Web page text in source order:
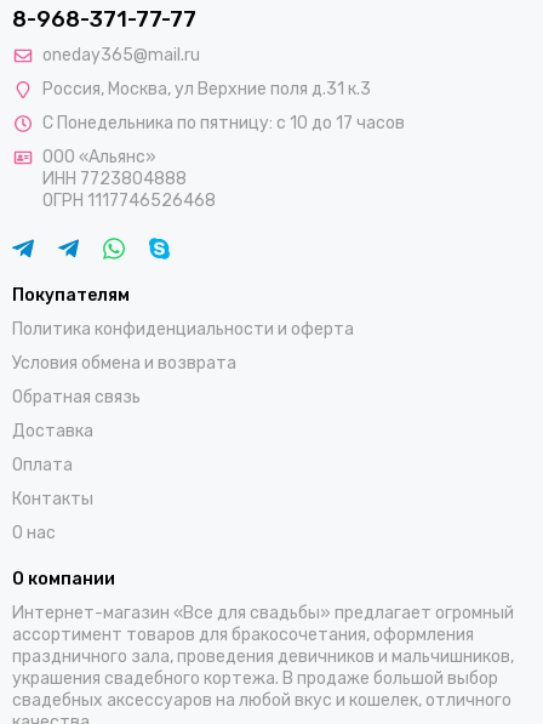
8-968-371-77-77
oneday365@mail.ru
Россия, Москва,ул Верхние поля д.31 к.3
С Понедельника по пятницу: с 10 до 17 часов
ООО «Альянс»
ИНН 7723804888
ОГРН 1117746526468
Покупателям
Политика конфиденциальности и оферта
Условия обмена и возврата
Обратная связь
Доставка
Оплата
Контакты
О нас
О компании
Интернет-магазин «Все для свадьбы» предлагает огромный
ассортимент товаров для бракосочетания, оформления
праздничного зала, проведения девичников и мальчишников,
украшения свадебного кортежа. В продаже большой выбор
свадебных аксессуаров на любой вкус и кошелек, отличного